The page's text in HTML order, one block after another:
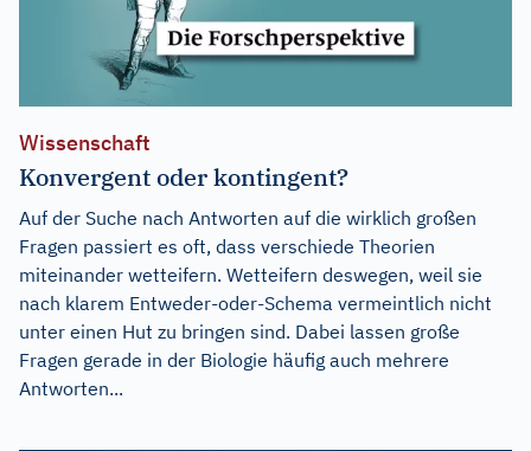
Wissenschaft
Konvergent oder kontingent?
Auf der Suche nach Antworten auf die wirklich großen
Fragen passiert es oft, dass verschiede Theorien
miteinander wetteifern. Wetteifern deswegen, weil sie
nach klarem Entweder-oder-Schema vermeintlich nicht
unter einen Hut zu bringen sind. Dabei lassen große
Fragen gerade in der Biologie häufig auch mehrere
Antworten...